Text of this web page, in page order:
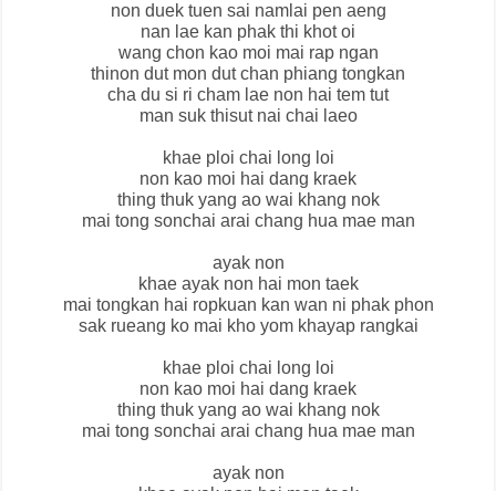
non duek tuen sai namlai pen aeng
nan lae kan phak thi khot oi
wang chon kao moi mai rap ngan
thinon dut mon dut chan phiang tongkan
cha du si ri cham lae non hai tem tut
man suk thisut nai chai laeo
khae ploi chai long loi
non kao moi hai dang kraek
thing thuk yang ao wai khang nok
mai tong sonchai arai chang hua mae man
ayak non
khae ayak non hai mon taek
mai tongkan hai ropkuan kan wan ni phak phon
sak rueang ko mai kho yom khayap rangkai
khae ploi chai long loi
non kao moi hai dang kraek
thing thuk yang ao wai khang nok
mai tong sonchai arai chang hua mae man
ayak non